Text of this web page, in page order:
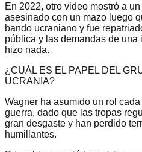
En 2022, otro video mostró a
asesinado con un mazo luego
bando ucraniano y fue
pública y las demandas de
hizo nada.
¿CUÁL ES EL PAPEL DEL
UCRANIA?
Wagner ha asumido un rol
guerra, dado que las tropas
gran desgaste y han perdido
humillantes.